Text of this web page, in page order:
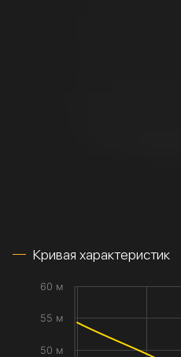
Кривая характеристик
50 м
55 м
60 м